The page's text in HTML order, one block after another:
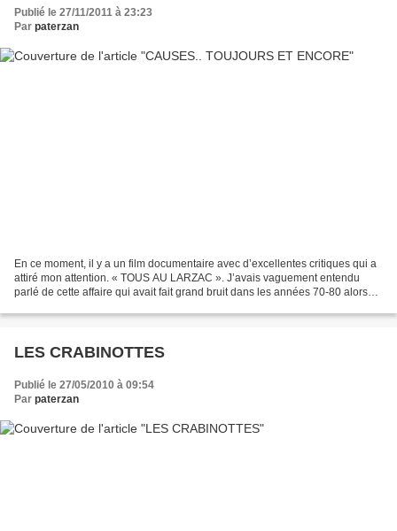
Publié le 27/11/2011 à 23:23
Par paterzan
En ce moment, il y a un film documentaire avec d’excellentes critiques qui a
attiré mon attention. « TOUS AU LARZAC ». J’avais vaguement entendu
parlé de cette affaire qui avait fait grand bruit dans les années 70-80 alors
LES CRABINOTTES
Publié le 27/05/2010 à 09:54
Par paterzan